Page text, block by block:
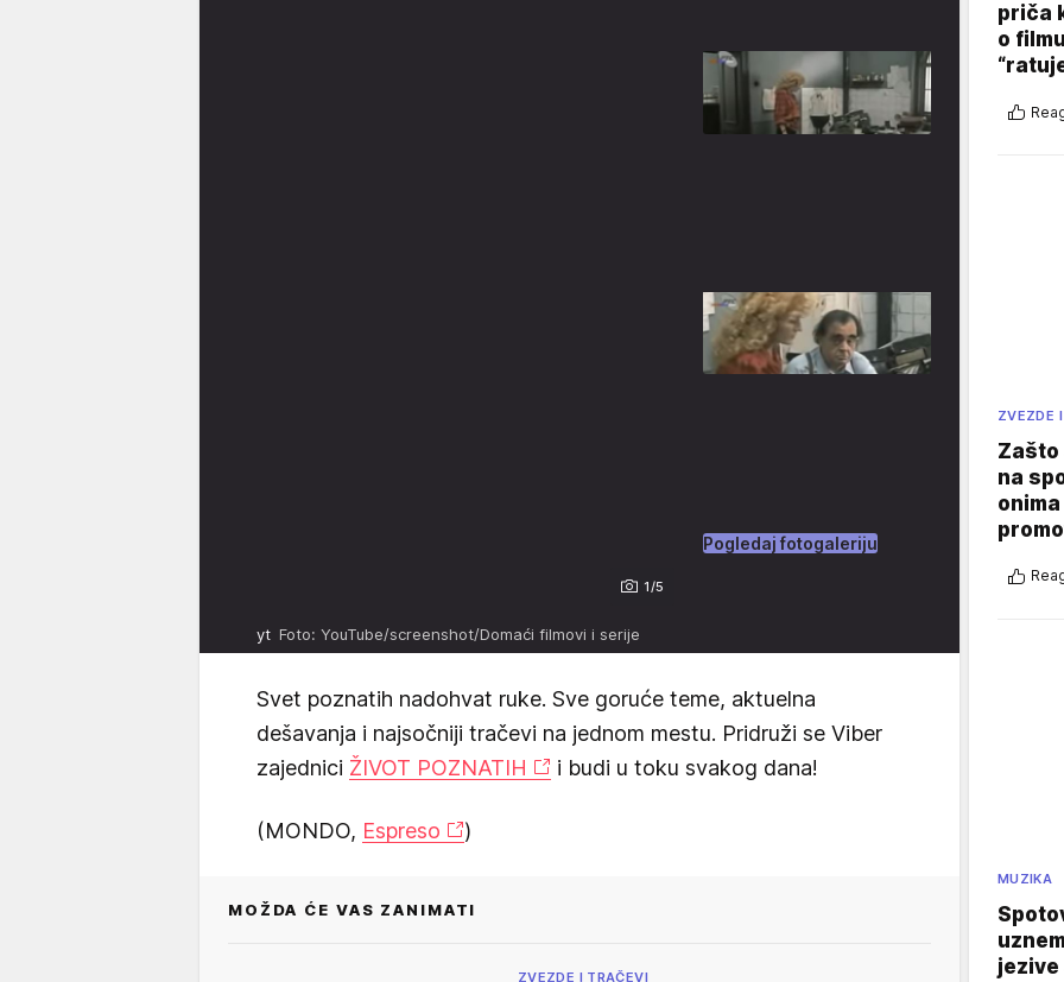
1/5
Pogledaj fotogaleriju
yt Foto: YouTube/screenshot/Domaći filmovi i serije
Svet poznatih nadohvat ruke. Sve goruće teme, aktuelna
dešavanja i najsočniji tračevi na jednom mestu. Pridruži se Viber
zajednici ŽIVOT POZNATIH i budi u toku svakog dana!
(MONDO, Espreso )
MOŽDA ĆE VAS ZANIMATI
ZVEZDE I TRAČEVI
priča
o
ZVEZDE
Zašto
na
MUZIKA
jezive